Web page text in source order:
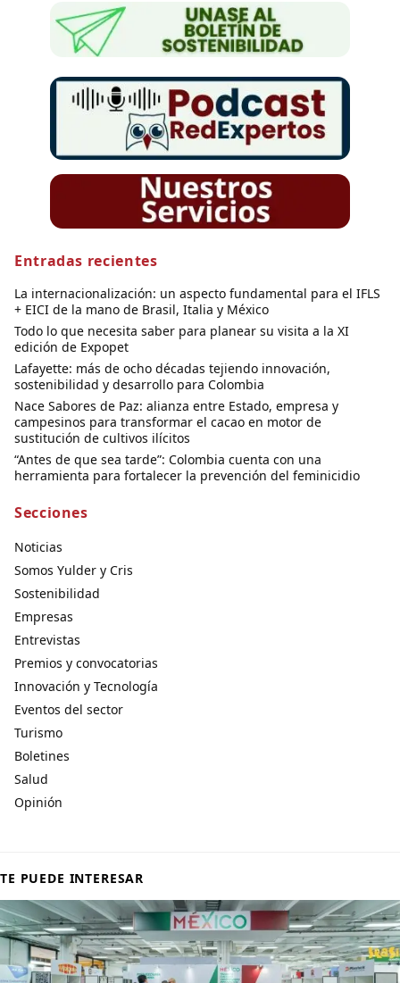
Entradas recientes
La internacionalización: un aspecto fundamental para el IFLS
+ EICI de la mano de Brasil, Italia y México
Todo lo que necesita saber para planear su visita a la XI
edición de Expopet
Lafayette: más de ocho décadas tejiendo innovación,
sostenibilidad y desarrollo para Colombia
Nace Sabores de Paz: alianza entre Estado, empresa y
campesinos para transformar el cacao en motor de
sustitución de cultivos ilícitos
“Antes de que sea tarde”: Colombia cuenta con una
herramienta para fortalecer la prevención del feminicidio
Secciones
Noticias
Somos Yulder y Cris
Sostenibilidad
Empresas
Entrevistas
Premios y convocatorias
Innovación y Tecnología
Eventos del sector
Turismo
Boletines
Salud
Opinión
TE PUEDE INTERESAR